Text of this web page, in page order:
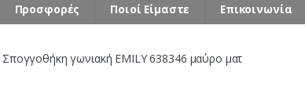
Προσφορές Ποιοί Είμαστε Επικοινωνία
Σπογγοθήκη γωνιακή EMILY 638346 μαύρο ματ